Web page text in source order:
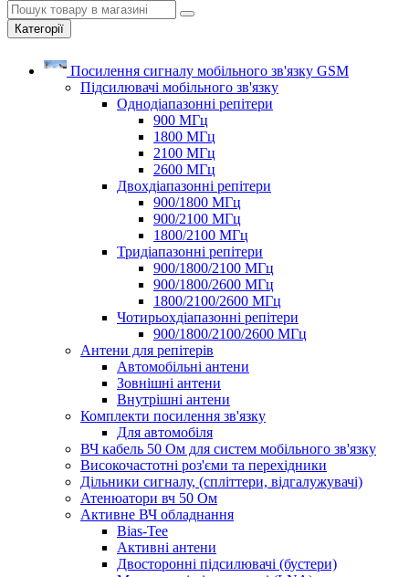
Категорії
Посилення сигналу мобільного зв'язку GSM
Підсилювачі мобільного зв'язку
Однодіапазонні репітери
900 МГц
1800 МГц
2100 МГц
2600 МГц
Двохдіапазонні репітери
900/1800 МГц
900/2100 МГц
1800/2100 МГц
Тридіапазонні репітери
900/1800/2100 МГц
900/1800/2600 МГц
1800/2100/2600 МГц
Чотирьохдіапазонні репітери
900/1800/2100/2600 МГц
Антени для репітерів
Автомобільні антени
Зовнішні антени
Внутрішні антени
Комплекти посилення зв'язку
Для автомобіля
ВЧ кабель 50 Ом для систем мобільного зв'язку
Високочастотні роз'єми та перехідники
Дільники сигналу, (спліттери, відгалужувачі)
Атенюатори вч 50 Ом
Активне ВЧ обладнання
Bias-Tee
Активні антени
Двосторонні підсилювачі (бустери)